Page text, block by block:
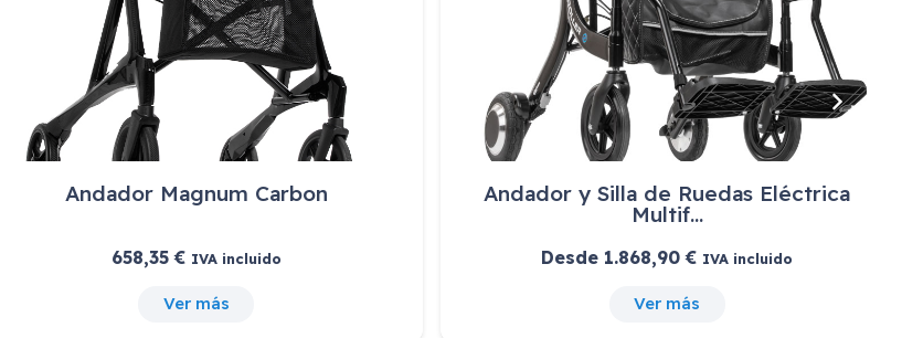
Andador Magnum Carbon
658,35€ IVA incluido
Ver más
Andador y Silla de Ruedas Eléctrica
Multif…
Desde 1.868,90€ IVA incluido
Ver más